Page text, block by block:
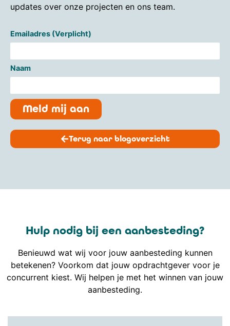
Terug naar blogoverzicht
updates over onze projecten en ons team.
Emailadres (Verplicht)
Naam
Meld mij aan
Hulp nodig bij een aanbesteding?
Benieuwd wat wij voor jouw aanbesteding kunnen
betekenen? Voorkom dat jouw opdrachtgever voor je
concurrent kiest. Wij helpen je met het winnen van jouw
aanbesteding.